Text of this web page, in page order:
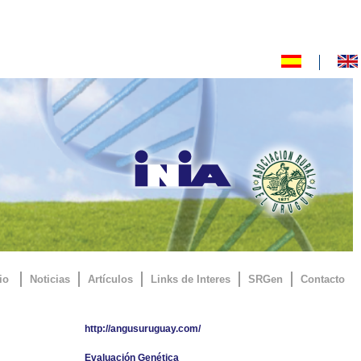
Noticias Artículos Links de Interes SRGen Contacto
http://angusuruguay.com/
Evaluación Genética